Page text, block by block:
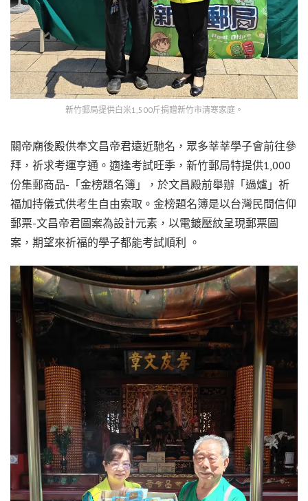
新竹郵局提供白米1,500斤捐贈新竹市清寒家庭。
關帝廟後殿供奉文昌帝君遠近馳名，眾多莘莘學子會前往參
拜，祈求考運亨通。適逢考試旺季，新竹郵局特提供1,000
份集郵商品-「金榜題名簿」，於文昌殿前舉辦「過爐」祈
福加持儀式供考生自由索取。金榜題名簿是以台灣民間信仰
郵票-文昌帝君圖案為設計元素，以電鍍壓紋呈現郵票圖
案，期望來祈福的學子都能考試順利 。